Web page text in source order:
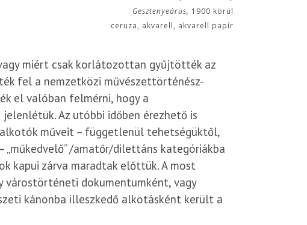
Gesztenyeárus, 1900 körül
ceruza, akvarell, akvarell papír
miért csak korlátozottan gyűjtötték az
fel a nemzetközi művészettörténész-
el valóban felmérni, hogy a
Az utóbbi időben érezhető is
műveit – függetlenül tehetségüktől,
/amatőr/dilettáns kategóriákba
kapui zárva maradtak előttük. A most
várostörténeti dokumentumként, vagy
kánonba illeszkedő alkotásként került a
tértől a 17-es villamossal vagy a Batthyány tértől a 19-